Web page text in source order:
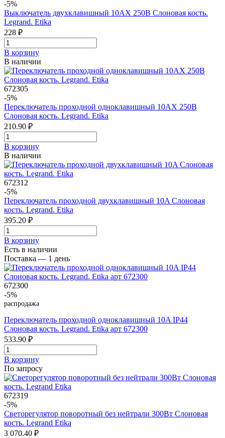
-5%
Выключатель двухклавишный 10AX 250В Слоновая кость.
Legrand. Etika
228 ₽
В корзинy
В наличии
672305
-5%
Переключатель проходной одноклавишный 10AХ 250В
Слоновая кость. Legrand. Etika
210.90 ₽
В корзинy
В наличии
672312
-5%
Переключатель проходной двухклавишный 10A Слоновая
кость. Legrand. Etika
395.20 ₽
В корзинy
Есть в наличии
Поставка — 1 день
672300
-5%
распродажа
Переключатель проходной одноклавишный 10A IP44
Слоновая кость. Legrand. Etika арт 672300
533.90 ₽
В корзинy
По запросу
672319
-5%
Светорегулятор поворотный без нейтрали 300Вт Слоновая
кость. Legrand Etika
3 070.40 ₽